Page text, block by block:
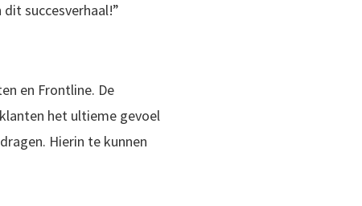
succesverhaal!”
en Frontline. De
het ultieme gevoel
Hierin te kunnen